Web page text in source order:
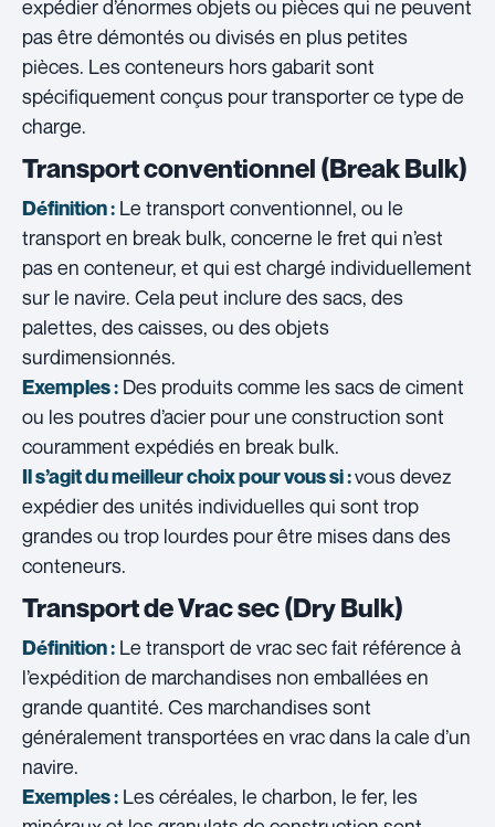
expédier d’énormes objets ou pièces qui ne peuvent
pas être démontés ou divisés en plus petites
pièces. Les conteneurs hors gabarit sont
spécifiquement conçus pour transporter ce type de
charge.
Transport conventionnel (Break Bulk)
Définition : Le transport conventionnel, ou le
transport en break bulk, concerne le fret qui n’est
pas en conteneur, et qui est chargé individuellement
sur le navire. Cela peut inclure des sacs, des
palettes, des caisses, ou des objets
surdimensionnés.
Exemples : Des produits comme les sacs de ciment
ou les poutres d’acier pour une construction sont
couramment expédiés en break bulk.
Il s’agit du meilleur choix pour vous si :vous devez
expédier des unités individuelles qui sont trop
grandes ou trop lourdes pour être mises dans des
conteneurs.
Transport de Vrac sec (Dry Bulk)
Définition : Le transport de vrac sec fait référence à
l’expédition de marchandises non emballées en
grande quantité. Ces marchandises sont
généralement transportées en vrac dans la cale d’un
navire.
Exemples : Les céréales, le charbon, le fer, les